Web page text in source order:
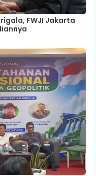
FWJI Jakarta